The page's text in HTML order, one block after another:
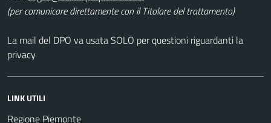
(per comunicare direttamente con il Titolare del trattamento)
La mail del DPO va usata SOLO per questioni riguardanti la
privacy
LINK UTILI
Regione Piemonte